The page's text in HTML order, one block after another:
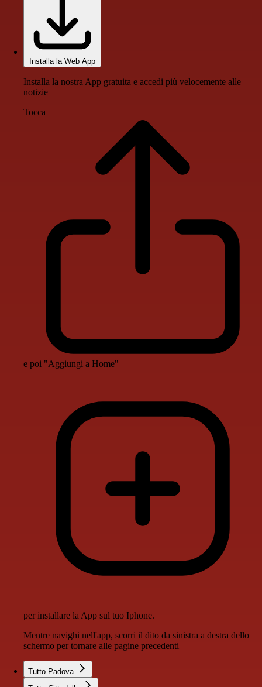
Installa la Web App
Installa la nostra App gratuita e accedi più velocemente alle
notizie
Tocca
e poi "Aggiungi a Home"
per installare la App sul tuo Iphone.
Mentre navighi nell'app, scorri il dito da sinistra a destra dello
schermo per tornare alle pagine precedenti
Tutto Padova